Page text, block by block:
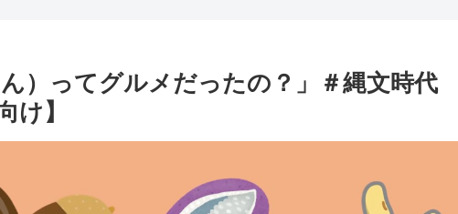
ん）ってグルメだったの？」＃縄文時代
け】